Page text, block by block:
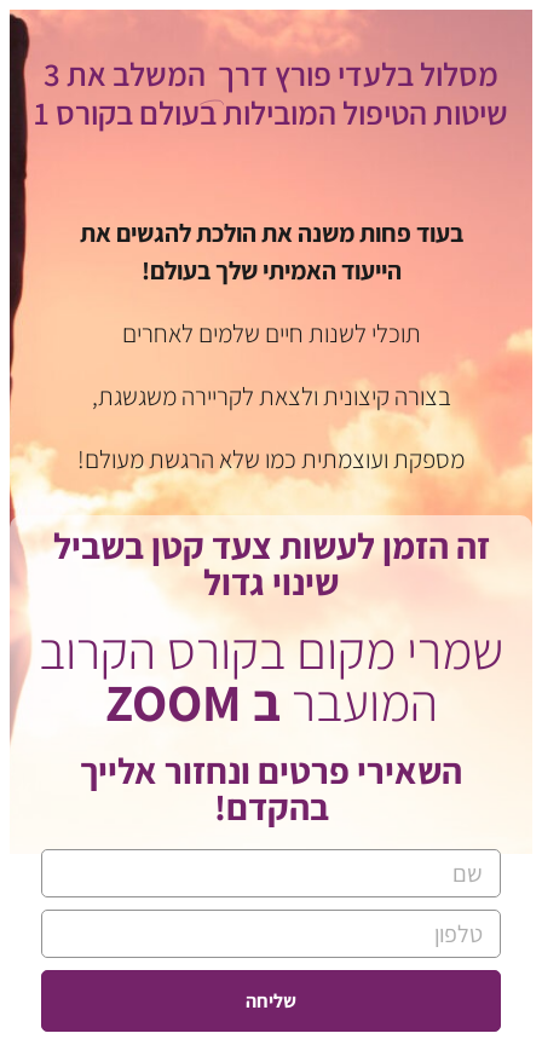
מסלול בלעדי פורץ דרך
המשלב את 3
שיטות הטיפול המובילות בעולם בקורס 1
בעוד פחות משנה את הולכת להגשים את
הייעוד האמיתי שלך בעולם!
תוכלי לשנות חיים שלמים לאחרים
בצורה קיצונית ולצאת לקריירה משגשגת,
מספקת ועוצמתית כמו שלא הרגשת מעולם!
זה הזמן לעשות צעד קטן בשביל
שינוי גדול
שמרי מקום בקורס הקרוב
המועבר ב ZOOM
השאירי פרטים ונחזור אלייך
בהקדם!
שליחה